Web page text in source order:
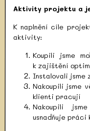
Aktivity projektu a
K naplnění cíle
aktivity:
Koupili jsme
k zajištění
Instalovali jsme
Nakoupili jsme
klienti pracují
Nakoupili
usnadňuje práci